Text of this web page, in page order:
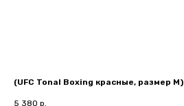
(UFC Tonal Boxing красные, размер M)
5 380 р.